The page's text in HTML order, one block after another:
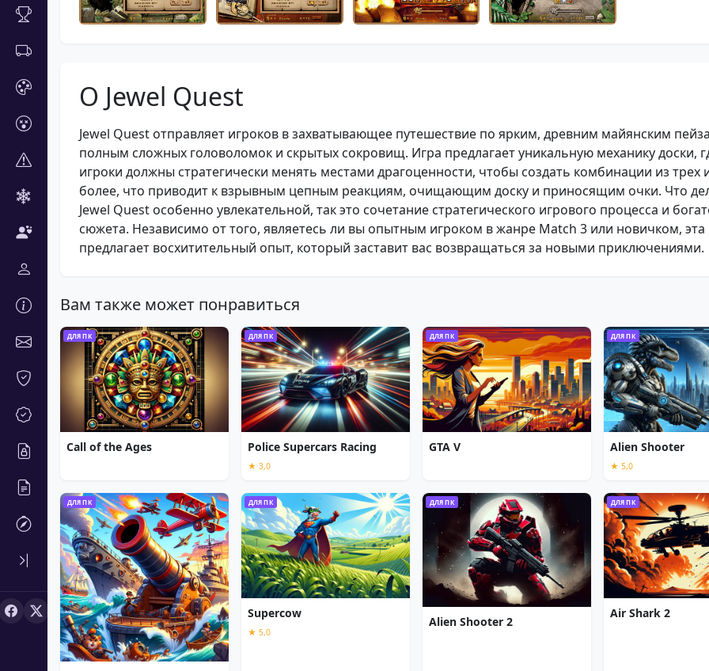
О Jewel Quest
Jewel Quest отправляет игроков в захватывающее путешествие по ярким, древним майянским
полным сложных головоломок и скрытых сокровищ. Игра предлагает уникальную механику доски,
игроки должны стратегически менять местами драгоценности, чтобы создать комбинации из трех
более, что приводит к взрывным цепным реакциям, очищающим доску и приносящим очки. Что
Jewel Quest особенно увлекательной, так это сочетание стратегического игрового процесса и
сюжета. Независимо от того, являетесь ли вы опытным игроком в жанре Match 3 или новичком, эта
предлагает восхитительный опыт, который заставит вас возвращаться за новыми приключениями.
Вам также может понравиться
ДЛЯ ПК
Call of the Ages
ДЛЯ ПК
Police Supercars Racing
★ 3,0
ДЛЯ ПК
GTA V
ДЛЯ ПК
Alien Shooter
★ 5,0
ДЛЯ ПК ДЛЯ ПК
Supercow
★ 5,0
ДЛЯ ПК
Alien Shooter 2
ДЛЯ ПК
Air Shark 2